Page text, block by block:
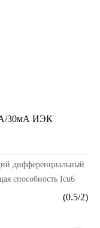
30мА ИЭК
дифференциальный
способность Icu6
(0.5/2)